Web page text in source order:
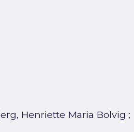
Henriette Maria Bolvig ;